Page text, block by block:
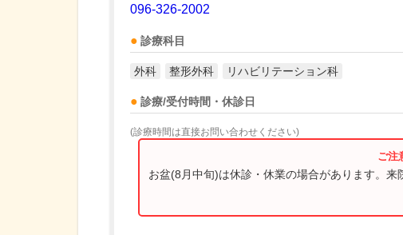
096-326-2002
診療科目
外科 整形外科 リハビリテーション科
診療/受付時間・休診日
(診療時間は直接お問い合わせください)
お盆(8月中旬)は休診・休業の場合があります。来